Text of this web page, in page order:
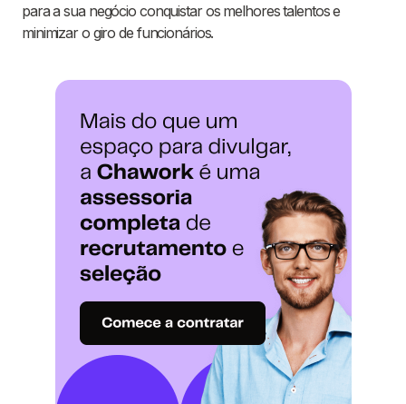
para a sua negócio conquistar os melhores talentos e
minimizar o giro de funcionários.